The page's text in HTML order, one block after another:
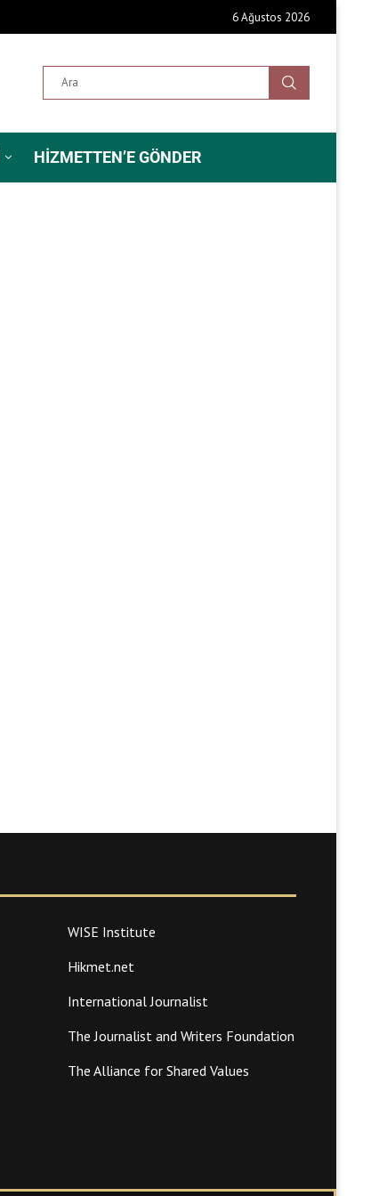
6 Ağustos 2026
HIZMETTEN’E GÖNDER
WISE Institute
Hikmet.net
International Journalist
The Journalist and Writers Foundation
The Alliance for Shared Values